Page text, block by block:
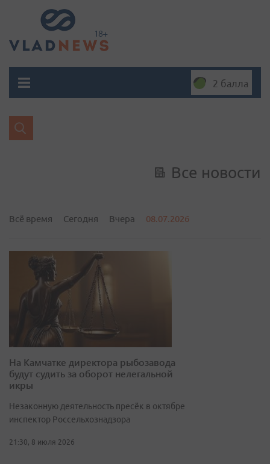
2 балла
Все новости
Всё время Сегодня Вчера 08.07.2026
На Камчатке директора рыбозавода
будут судить за оборот нелегальной
икры
Незаконную деятельность пресёк в октябре
инспектор Россельхознадзора
21:30, 8 июля 2026